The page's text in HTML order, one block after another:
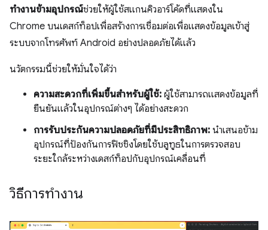
ทำงานข้ามอุปกรณ์ช่วยให้ผู้ใช้สแกนคิวอาร์โค้ดที่แสดงใน
Chrome บนเดสก์ท็อปเพื่อสร้างการเชื่อมต่อเพื่อแสดงข้อมูลเข้าสู่
ระบบจากโทรศัพท์ Android อย่างปลอดภัยได้แล้ว
นวัตกรรมนี้ช่วยให้มั่นใจได้ว่า
ความสะดวกที่เพิ่มขึ้นสำหรับผู้ใช้: ผู้ใช้สามารถแสดงข้อมูลที่
ยืนยันแล้วในอุปกรณ์ต่างๆ ได้อย่างสะดวก
การรับประกันความปลอดภัยที่มีประสิทธิภาพ: นำเสนอข้าม
อุปกรณ์ที่ป้องกันการฟิชชิงโดยใช้บลูทูธในการตรวจสอบ
ระยะใกล้ระหว่างเดสก์ท็อปกับอุปกรณ์เคลื่อนที่
วิธีการทำงาน